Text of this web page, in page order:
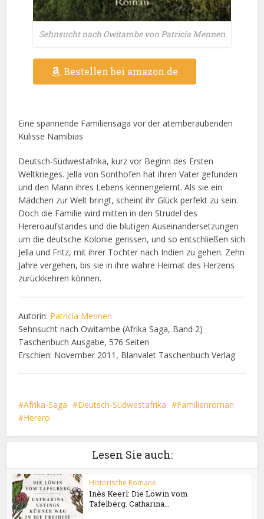
Sehnsucht nach Owitambe von Patricia Mennen
Bestellen bei amazon.de
Eine spannende Familiensaga vor der atemberaubenden
Kulisse Namibias
Deutsch-Südwestafrika, kurz vor Beginn des Ersten
Weltkrieges. Jella von Sonthofen hat ihren Vater gefunden
und den Mann ihres Lebens kennengelernt. Als sie ein
Mädchen zur Welt bringt, scheint ihr Glück perfekt zu sein.
Doch die Familie wird mitten in den Strudel des
Hereroaufstandes und die blutigen Auseinandersetzungen
um die deutsche Kolonie gerissen, und so entschließen sich
Jella und Fritz, mit ihrer Tochter nach Indien zu gehen. Zehn
Jahre vergehen, bis sie in ihre wahre Heimat des Herzens
zurückkehren können.
Autorin: Patricia Mennen
Sehnsucht nach Owitambe (Afrika Saga, Band 2)
Taschenbuch Ausgabe, 576 Seiten
Erschien: November 2011, Blanvalet Taschenbuch Verlag
Afrika-Saga Deutsch-Südwestafrika
Familienroman
Herero
Lesen Sie auch:
Historische Romane
Inès Keerl: Die Löwin vom
Tafelberg. Catharina...